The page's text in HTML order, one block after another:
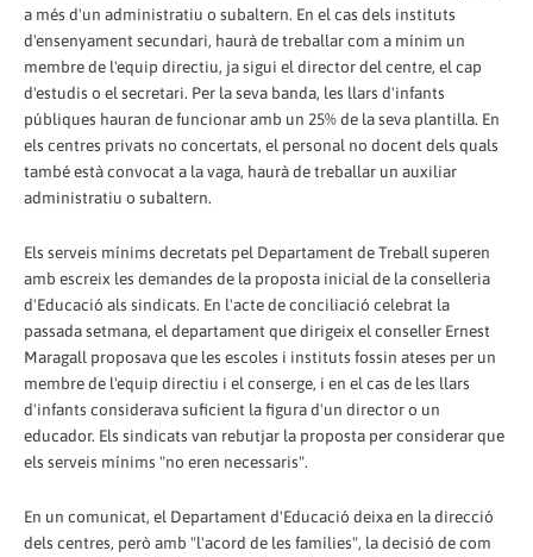
a més d'un administratiu o subaltern. En el cas dels instituts
d'ensenyament secundari, haurà de treballar com a mínim un
membre de l'equip directiu, ja sigui el director del centre, el cap
d'estudis o el secretari. Per la seva banda, les llars d'infants
públiques hauran de funcionar amb un 25% de la seva plantilla. En
els centres privats no concertats, el personal no docent dels quals
també està convocat a la vaga, haurà de treballar un auxiliar
administratiu o subaltern.
Els serveis mínims decretats pel Departament de Treball superen
amb escreix les demandes de la proposta inicial de la conselleria
d'Educació als sindicats. En l'acte de conciliació celebrat la
passada setmana, el departament que dirigeix el conseller Ernest
Maragall proposava que les escoles i instituts fossin ateses per un
membre de l'equip directiu i el conserge, i en el cas de les llars
d'infants considerava suficient la figura d'un director o un
educador. Els sindicats van rebutjar la proposta per considerar que
els serveis mínims "no eren necessaris".
En un comunicat, el Departament d'Educació deixa en la direcció
dels centres, però amb "l'acord de les famílies", la decisió de com